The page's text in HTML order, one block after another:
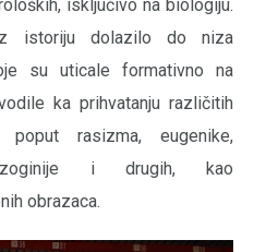
isključivo na biologiju.
istoriju dolazilo do niza
su uticale formativno na
ka prihvatanju različitih
poput rasizma, eugenike,
i drugih, kao
obrazaca.